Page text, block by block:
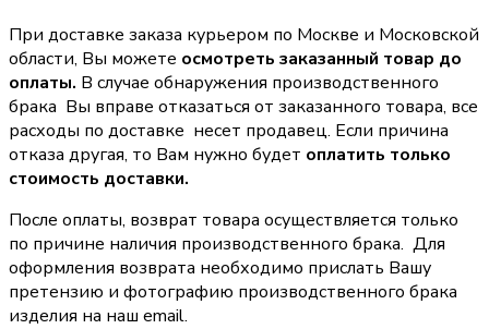
При доставке заказа курьером по Москве и Московской
области, Вы можете осмотреть заказанный товар до
оплаты. В случае обнаружения производственного
брака Вы вправе отказаться от заказанного товара, все
расходы по доставке несет продавец. Если причина
отказа другая, то Вам нужно будет оплатить только
стоимость доставки.
После оплаты, возврат товара осуществляется только
по причине наличия производственного брака. Для
оформления возврата необходимо прислать Вашу
претензию и фотографию производственного брака
изделия на наш email.